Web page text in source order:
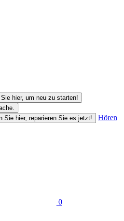
hier, um neu zu starten!
Sie hier, reparieren Sie es jetzt!
Hören
0